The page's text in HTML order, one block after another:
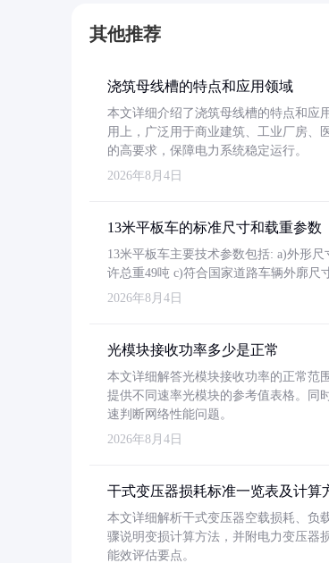
其他推荐
浇筑母线槽的特点和应用领域
本文详细介绍了浇筑母线槽的特点和应
用上，广泛用于商业建筑、工业厂房、
的高要求，保障电力系统稳定运行。
2026年8月4日
13米平板车的标准尺寸和载重参数
13米平板车主要技术参数包括: a)外形
许总重49吨 c)符合国家道路车辆外廓尺
2026年8月4日
光模块接收功率多少是正常
本文详细解答光模块接收功率的正常范
提供不同速率光模块的参考值表格。同
速判断网络性能问题。
2026年8月4日
干式变压器损耗标准一览表及计算
本文详细解析干式变压器空载损耗、负
骤说明变损计算方法，并附电力变压器
能效评估要点。